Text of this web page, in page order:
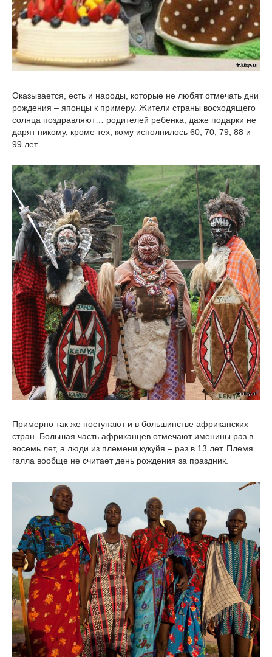
Оказывается, есть и народы, которые не любят отмечать дни
рождения – японцы к примеру. Жители страны восходящего
солнца поздравляют… родителей ребенка, даже подарки не
дарят никому, кроме тех, кому исполнилось 60, 70, 79, 88 и
99 лет.
Примерно так же поступают и в большинстве африканских
стран. Большая часть африканцев отмечают именины раз в
восемь лет, а люди из племени кукуйя – раз в 13 лет. Племя
галла вообще не считает день рождения за праздник.